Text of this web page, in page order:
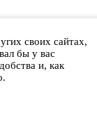
своих сайтах,
бы у вас
и, как